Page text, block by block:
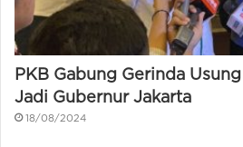
PKB Gabung Gerinda
Jadi Gubernur Jakarta
18/08/2024